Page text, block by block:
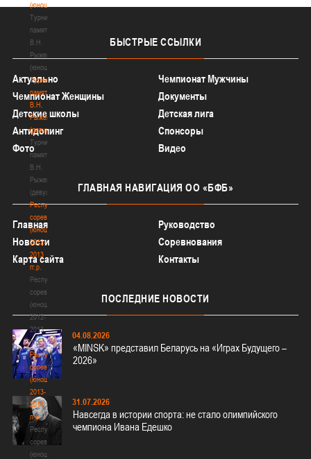
(юноши)
Турнир
памяти
В.Н.
Рыженкова
(юноши)
Турнир
памяти
В.Н.
Рыженкова
(девушки)
Турнир
памяти
В.Н.
Рыженкова
(девушки)
Республиканские
соревнования
(юноши)
2012-
2013
гг.р.
Республиканские
соревнования
(юноши)
2012-
2013
гг.р.
Республиканские
соревнования
(юноши)
2013-
2014
гг.р.
Республиканские
соревнования
(юноши)
БЫСТРЫЕ ССЫЛКИ
Актуально
Чемпионат Мужчины
Чемпионат Женщины
Документы
Детские школы
Детская лига
Антидопинг
Спонсоры
Фото
Видео
ГЛАВНАЯ НАВИГАЦИЯ ОО «БФБ»
Главная
Руководство
Новости
Соревнования
Карта сайта
Контакты
ПОСЛЕДНИЕ НОВОСТИ
04.08.2026
«MINSK» представил Беларусь на «Играх Будущего –
2026»
31.07.2026
Навсегда в истории спорта: не стало олимпийского
чемпиона Ивана Едешко